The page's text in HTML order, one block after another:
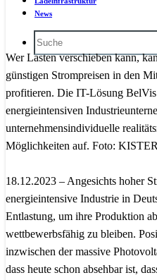
News
Wer Lasten verschieben kann,
günstigen Strompreisen in den
profitieren. Die IT-Lösung
energieintensiven
unternehmensindividuelle
Möglichkeiten auf. Foto:
18.12.2023 – Angesichts hoher
energieintensive Industrie in
Entlastung, um ihre Produktion
wettbewerbsfähig zu bleiben.
inzwischen der massive
dass heute schon absehbar ist,